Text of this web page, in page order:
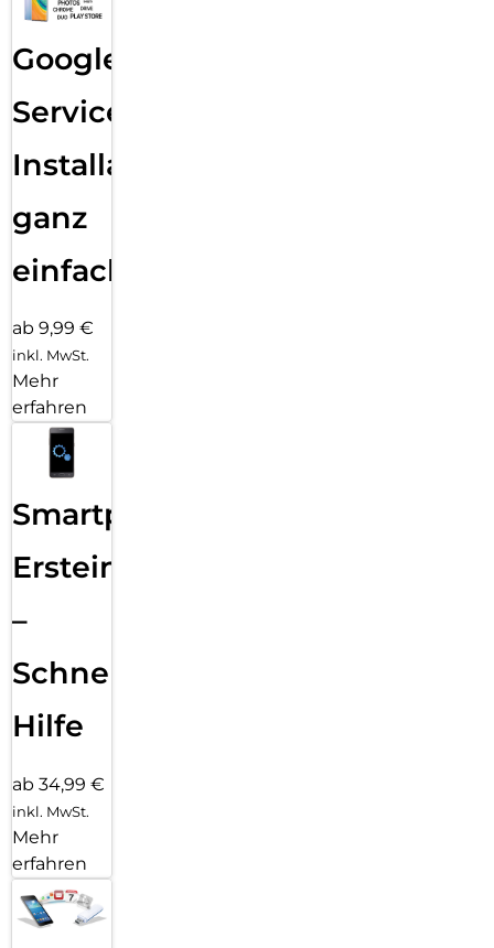
Google
Services
Installation
ganz
einfach
ab 9,99 €
inkl. MwSt.
Mehr
erfahren
Smartphone
Ersteinrichtung
–
Schnelle
Hilfe
ab 34,99 €
inkl. MwSt.
Mehr
erfahren